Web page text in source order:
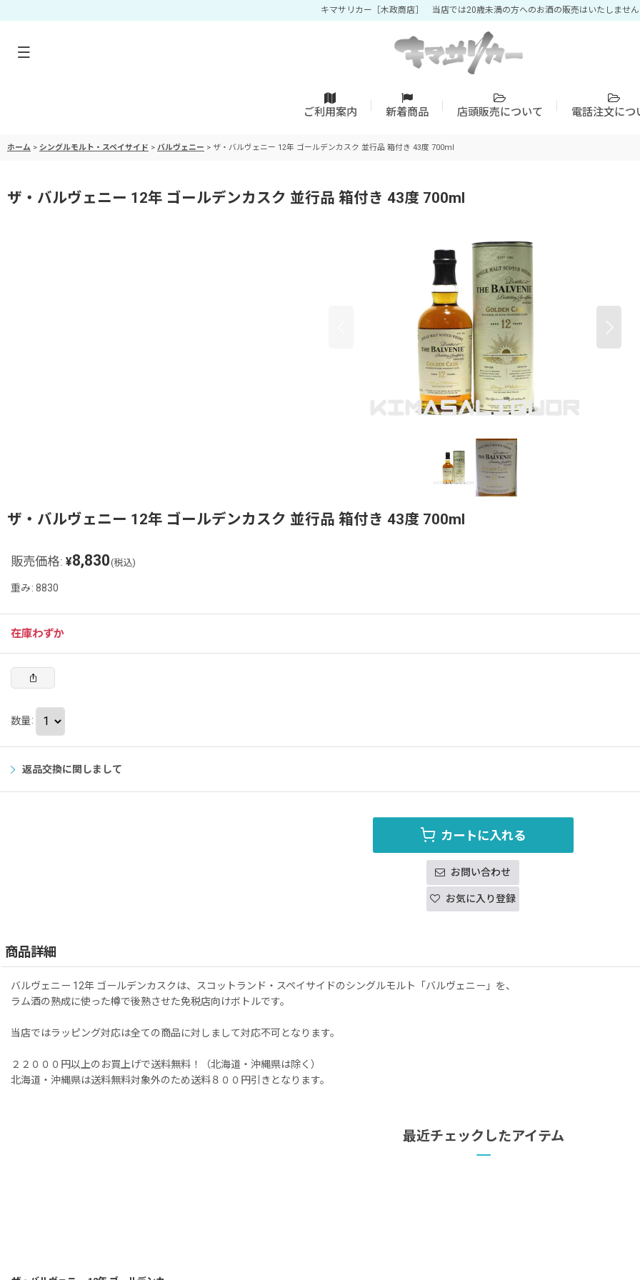
キマサリカー［木政商店］ 当店では20歳未満の方へのお酒の販売はいたしません
ご利用案内 新着商品 店頭販売について 電話注文につ
ホーム > シングルモルト・スペイサイド > バルヴェニー > ザ・バルヴェニー 12年 ゴールデンカスク 並行品 箱付き 43度 700ml
ザ・バルヴェニー 12年 ゴールデンカスク 並行品 箱付き 43度 700ml
ザ・バルヴェニー 12年 ゴールデンカスク 並行品 箱付き 43度 700ml
販売価格: ¥8,830(税込)
重み: 8830
在庫わずか
数量:
返品交換に関しまして
カートに入れる
お問い合わせ
お気に入り登録
商品詳細
バルヴェニー 12年 ゴールデンカスクは、スコットランド・スペイサイドのシングルモルト「バルヴェニー」を、
ラム酒の熟成に使った樽で後熟させた免税店向けボトルです。
当店ではラッピング対応は全ての商品に対しまして対応不可となります。
２２０００円以上のお買上げで送料無料！（北海道・沖縄県は除く）
北海道・沖縄県は送料無料対象外のため送料８００円引きとなります。
最近チェックしたアイテム